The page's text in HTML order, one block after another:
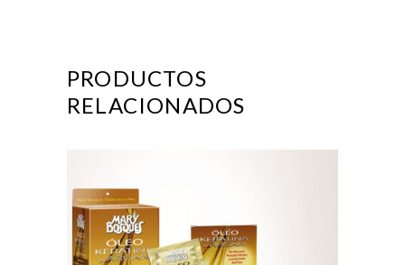
PRODUCTOS
RELACIONADOS